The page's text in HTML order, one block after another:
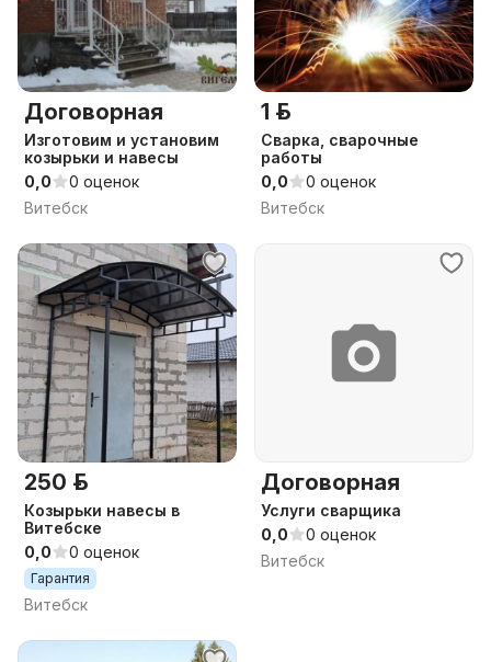
Договорная
Изготовим и установим
козырьки и навесы
0,0
0 оценок
Витебск
1 р.
Сварка, сварочные
работы
0,0
0 оценок
Витебск
250 р.
Козырьки навесы в
Витебске
0,0
0 оценок
Гарантия
Витебск
Договорная
Услуги сварщика
0,0
0 оценок
Витебск